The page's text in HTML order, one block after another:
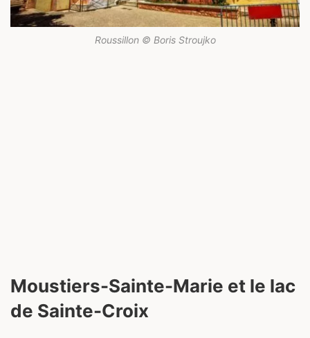
Roussillon © Boris Stroujko
Moustiers-Sainte-Marie et le lac
de Sainte-Croix